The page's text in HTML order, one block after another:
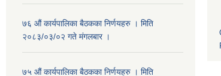
७६ औं कार्यपालिका बैठकका निर्णयहरु । मिति
२०८३/०३/०२ गते मंगलबार ।
७५ औं कार्यपालिका बैठकका निर्णयहरु । मिति